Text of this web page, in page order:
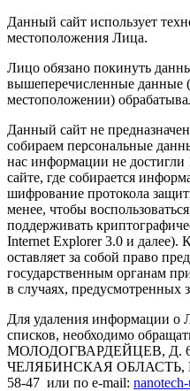
Данный сайт использует
местоположения Лица.
Лицо обязано покинуть
вышеперечисленные данные
местоположении)
Данный сайт не
собираем персональные
нас информации не достигли
сайте, где собирается
шифрование протокола
менее, чтобы
поддерживать
Internet Explorer 3.0 и
оставляет за собой право
государственным органам
в случаях, предусмотренных
Для удаления информации о
списков, необходимо
МОЛОДОГВАРДЕЙЦЕВ, Д.
ЧЕЛЯБИНСКАЯ ОБЛАСТЬ,
58-47 или по е-mail: